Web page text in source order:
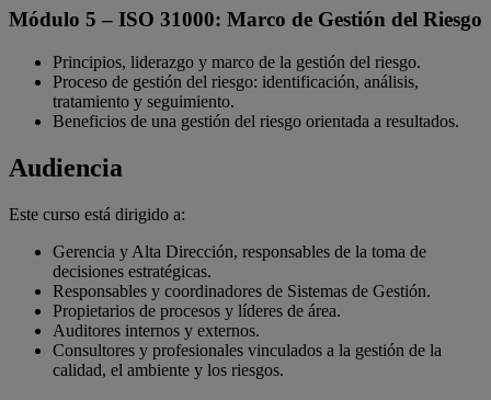
Módulo 5 – ISO 31000: Marco de Gestión del Riesgo
Principios, liderazgo y marco de la gestión del riesgo.
Proceso de gestión del riesgo: identificación, análisis,
tratamiento y seguimiento.
Beneficios de una gestión del riesgo orientada a resultados.
Audiencia
Este curso está dirigido a:
Gerencia y Alta Dirección, responsables de la toma de
decisiones estratégicas.
Responsables y coordinadores de Sistemas de Gestión.
Propietarios de procesos y líderes de área.
Auditores internos y externos.
Consultores y profesionales vinculados a la gestión de la
calidad, el ambiente y los riesgos.